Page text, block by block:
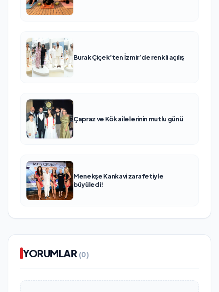
Burak Çiçek’ten İzmir’de renkli açılış
Çapraz ve Kök ailelerinin mutlu günü
Menekşe Kankavi zarafetiyle
büyüledi!
YORUMLAR (0)